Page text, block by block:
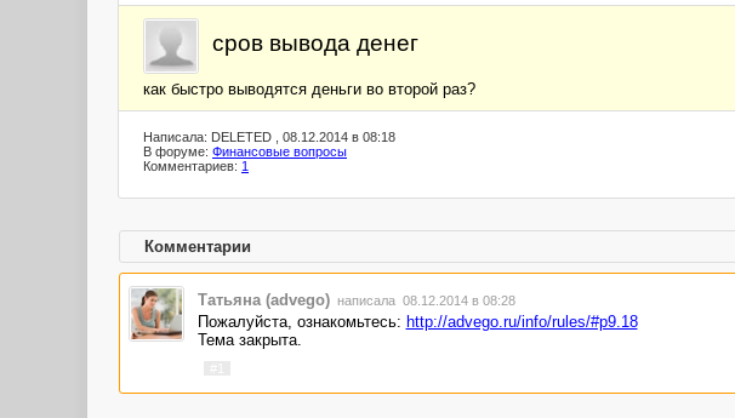
сров вывода денег
как быстро выводятся деньги во второй раз?
Написала: DELETED , 08.12.2014 в 08:18
В форуме: Финансовые вопросы
Комментариев: 1
Комментарии
Татьяна (advego) написала 08.12.2014 в 08:28
Пожалуйста, ознакомьтесь: http://advego.ru/info/rules/#p9.18
Тема закрыта.